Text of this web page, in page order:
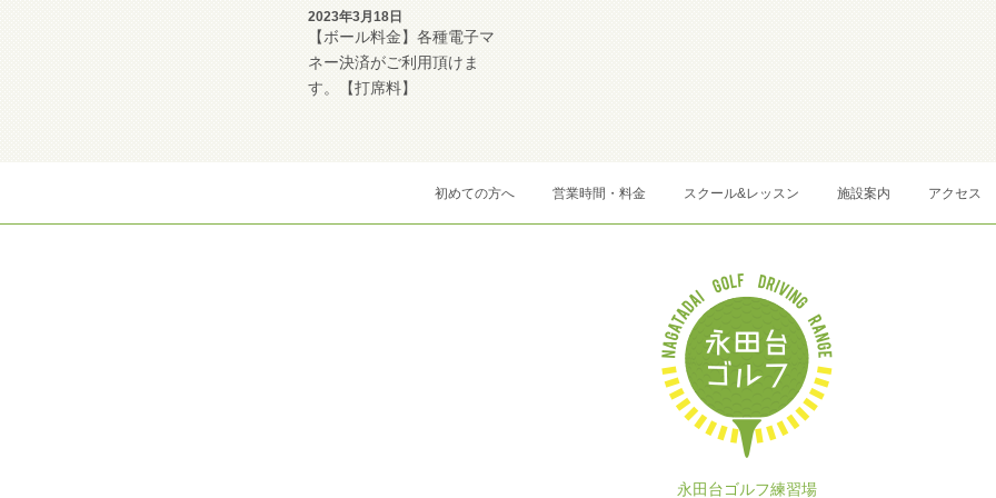
2023年3月18日
【ボール料金】各種電子マ
ネー決済がご利用頂けま
す。【打席料】
初めての方へ 営業時間・料金 スクール&レッスン 施設案内 アクセス
永田台ゴルフ練習場